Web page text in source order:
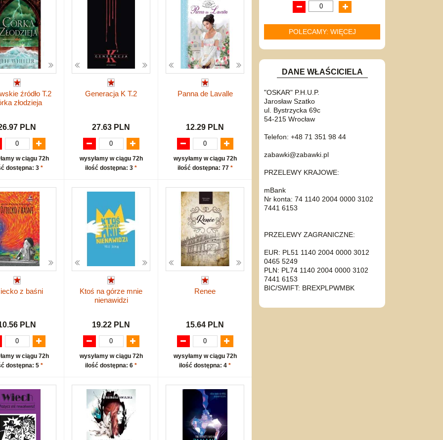
źródło T.2
złodzieja
PLN
w ciągu 72h
dostępna: 3 *
Generacja K T.2
27.63 PLN
wysyłamy w ciągu 72h
ilość dostępna: 3 *
Panna de Lavalle
12.29 PLN
wysyłamy w ciągu 72h
ilość dostępna: 77 *
z baśni
PLN
w ciągu 72h
dostępna: 5 *
Ktoś na górze mnie
nienawidzi
19.22 PLN
wysyłamy w ciągu 72h
ilość dostępna: 6 *
Renee
15.64 PLN
wysyłamy w ciągu 72h
ilość dostępna: 4 *
POLECAMY: WIĘCEJ
DANE WŁAŚCICIELA
"OSKAR" P.H.U.P.
Jarosław Szatko
ul. Bystrzycka 69c
54-215 Wrocław
Telefon: +48 71 351 98 44
zabawki@zabawki.pl
PRZELEWY KRAJOWE:
mBank
Nr konta: 74 1140 2004 0000 3102
7441 6153
PRZELEWY ZAGRANICZNE:
EUR: PL51 1140 2004 0000 3012
0465 5249
PLN: PL74 1140 2004 0000 3102
7441 6153
BIC/SWIFT: BREXPLPWMBK